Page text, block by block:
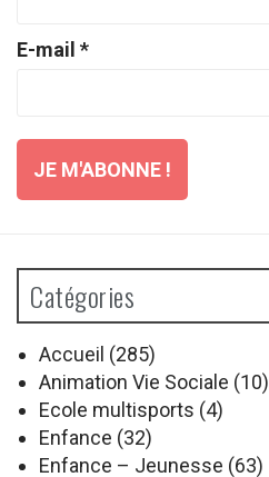
E-mail *
Catégories
Accueil (285)
Animation Vie Sociale (10)
Ecole multisports (4)
Enfance (32)
Enfance – Jeunesse (63)